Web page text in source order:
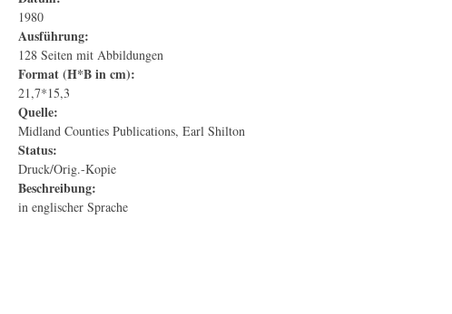
1980
Ausführung:
128 Seiten mit Abbildungen
Format (H*B in cm):
21,7*15,3
Quelle:
Midland Counties Publications, Earl Shilton
Status:
Druck/Orig.-Kopie
Beschreibung:
in englischer Sprache